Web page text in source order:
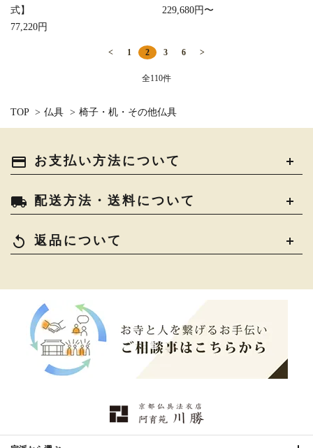
式】
77,220円
229,680円〜
< 1 2 3 6 >
全110件
TOP > 仏具 > 椅子・机・その他仏具
payment お支払い方法について
local_shipping 配送方法・送料について
replay 返品について